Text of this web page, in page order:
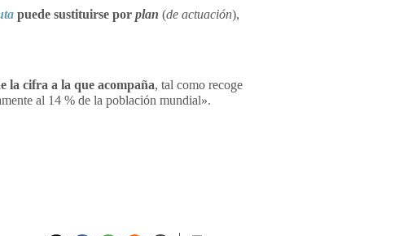
puede sustituirse por plan (de actuación),
la cifra a la que acompaña, tal como recoge
al 14 % de la población mundial».